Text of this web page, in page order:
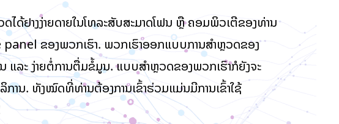
ດ້ຢ່າງງ່າຍດາຍໃນໂທລະສັບສະມາດໂຟນ ຫຼື ຄອມພິວເຕີຂອງທ່ານ
ຂອງພວກເຮົາ. ພວກເຮົາອອກແບບການສໍາຫຼວດຂອງ
ລະ ງ່າຍຕໍ່ການຕື່ມຂໍ້ມູນ. ແບບສໍາຫຼວດຂອງພວກເຮົາກໍຍັງຈະ
ານ. ທັງໝົດທີ່ທ່ານຕ້ອງການເຂົ້າຮ່ວມແມ່ນມີການເຂົ້າໃຊ້